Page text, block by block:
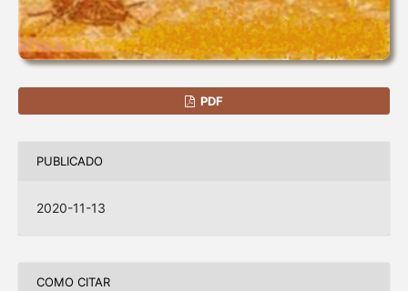
PDF
PUBLICADO
2020-11-13
COMO CITAR